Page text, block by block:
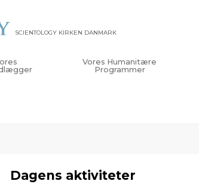
SCIENTOLOGY KIRKEN DANMARK
Vores Humanitære
Programmer
Dagens aktiviteter